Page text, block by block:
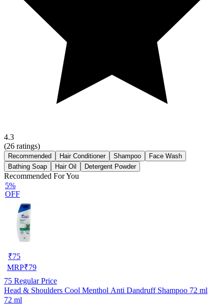
4.3
(26 ratings)
Recommended Hair Conditioner Shampoo
Face Wash
Bathing Soap
Hair Oil Detergent Powder
Recommended For You
5%
OFF
₹75
MRP₹79
75 Regular Price
Head & Shoulders Cool Menthol Anti Dandruff Shampoo 72 ml
72 ml